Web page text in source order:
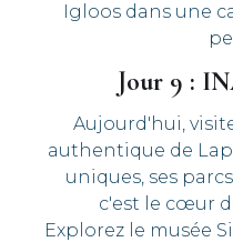
Igloos dans une
Jour 9 :
Aujourd'hui,
authentique de
uniques, ses
c'est le cœur
Explorez le musée